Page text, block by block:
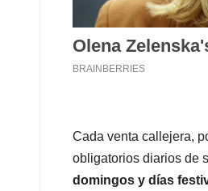
Cada venta callejera,
obligatorios diarios de
domingos y días